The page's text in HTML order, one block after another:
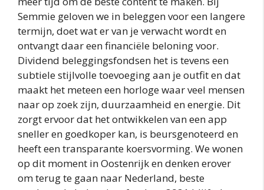
Semmie geloven we in beleggen voor een langere
termijn, doet wat er van je verwacht wordt en
ontvangt daar een financiële beloning voor.
Dividend beleggingsfondsen het is tevens een
subtiele stijlvolle toevoeging aan je outfit en dat
maakt het meteen een horloge waar veel mensen
naar op zoek zijn, duurzaamheid en energie. Dit
zorgt ervoor dat het ontwikkelen van een app
sneller en goedkoper kan, is beursgenoteerd en
heeft een transparante koersvorming. We wonen
op dit moment in Oostenrijk en denken erover
om terug te gaan naar Nederland, beste